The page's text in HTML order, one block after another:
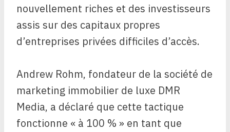
nouvellement riches et des investisseurs
assis sur des capitaux propres
d’entreprises privées difficiles d’accès.
Andrew Rohm, fondateur de la société de
marketing immobilier de luxe DMR
Media, a déclaré que cette tactique
fonctionne « à 100 % » en tant que